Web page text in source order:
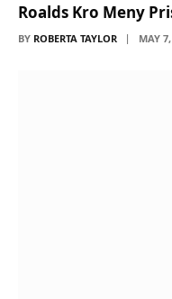
Roalds Kro Meny
BY ROBERTA TAYLOR MAY